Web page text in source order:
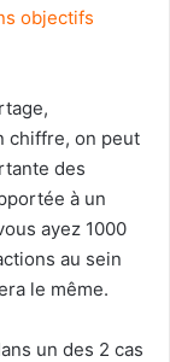
objectifs
chiffre, on peut
des
à un
ayez 1000
au sein
le même.
un des 2 cas